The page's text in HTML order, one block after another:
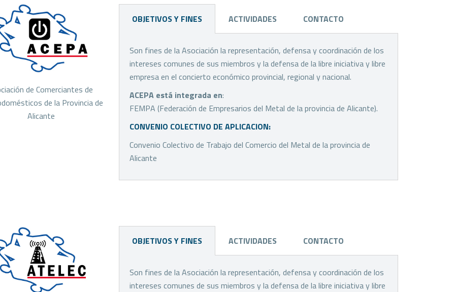
de Comerciantes de
de la Provincia de
Alicante
OBJETIVOS Y FINES ACTIVIDADES CONTACTO
Son fines de la Asociación la representación, defensa y coordinación de los
intereses comunes de sus miembros y la defensa de la libre iniciativa y libre
empresa en el concierto económico provincial, regional y nacional.
ACEPA está integrada en:
FEMPA (Federación de Empresarios del Metal de la provincia de Alicante).
CONVENIO COLECTIVO DE APLICACION:
Convenio Colectivo de Trabajo del Comercio del Metal de la provincia de
Alicante
OBJETIVOS Y FINES ACTIVIDADES CONTACTO
Son fines de la Asociación la representación, defensa y coordinación de los
intereses comunes de sus miembros y la defensa de la libre iniciativa y libre